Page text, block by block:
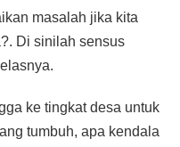
masalah jika kita
Di sinilah sensus
ke tingkat desa untuk
tumbuh, apa kendala